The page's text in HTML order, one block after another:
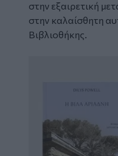
στην εξαιρετική
στην καλαίσθητη
Βιβλιοθήκης.